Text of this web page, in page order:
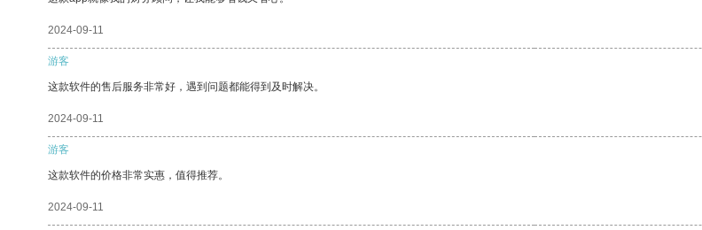
2024-09-11
游客
这款软件的售后服务非常好，遇到问题都能得到及时解决。
2024-09-11
游客
这款软件的价格非常实惠，值得推荐。
2024-09-11